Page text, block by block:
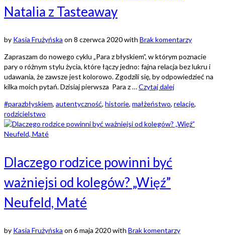
Natalia z Tasteaway
by Kasia Frużyńska on 8 czerwca 2020with Brak komentarzy
Zapraszam do nowego cyklu „Para z błyskiem”, w którym poznacie
pary o różnym stylu życia, które łączy jedno: fajna relacja bez lukru i
udawania, że zawsze jest kolorowo. Zgodzili się, by odpowiedzieć na
kilka moich pytań. Dzisiaj pierwsza Para z …Czytaj dalej
#parazbłyskiem, autentyczność, historie, małżeństwo, relacje,
rodzicielstwo
Dlaczego rodzice powinni być
ważniejsi od kolegów? „Więź”
Neufeld, Maté
by Kasia Frużyńska on 6 maja 2020with Brak komentarzy